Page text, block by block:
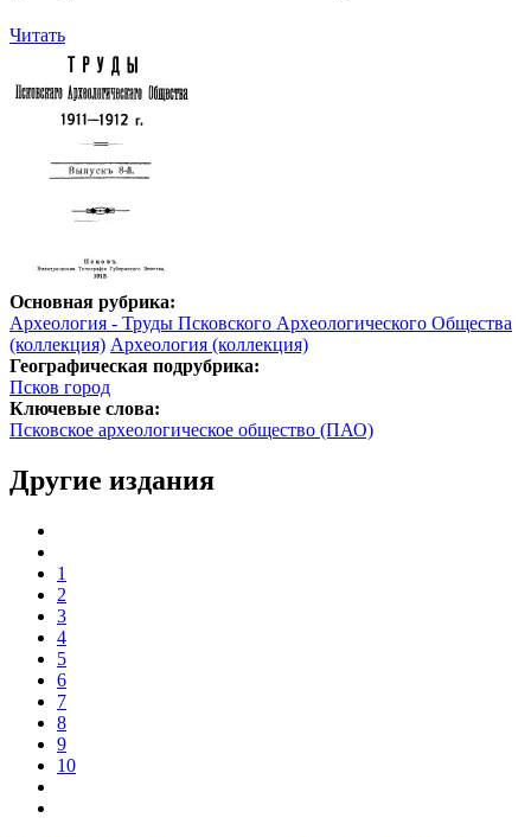
Читать
Основная рубрика:
Археология - Труды Псковского Археологического Общества
(коллекция) Археология (коллекция)
Географическая подрубрика:
Псков город
Ключевые слова:
Псковское археологическое общество (ПАО)
Другие издания
1
2
3
4
5
6
7
8
9
10